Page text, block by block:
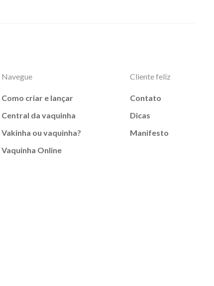
Navegue
Como criar e lançar
Central da vaquinha
Vakinha ou vaquinha?
Vaquinha Online
Cliente feliz
Contato
Dicas
Manifesto